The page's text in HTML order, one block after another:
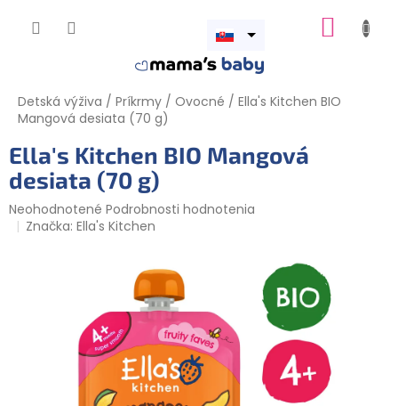
Otvoriť
Detská výživa / Príkrmy / Ovocné / Ella's Kitchen BIO
Mangová desiata (70 g)
Ella's Kitchen BIO Mangová
desiata (70 g)
Priemerné
hodnotenie
Neohodnotené Podrobnosti hodnotenia
Značka:Ella's Kitchen